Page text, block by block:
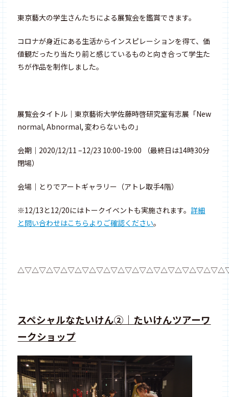
東京藝大の学生さんたちによる展覧会を鑑賞できます。
コロナが身近にある生活からインスピレーションを得て、価
値観だったり当たり前と感じているものと向き合って学生た
ちが作品を制作しました。
展覧会タイトル｜東京藝術大学佐藤時啓研究室有志展「New
normal, Abnormal, 変わらないもの」
会期｜2020/12/11 –12/23 10:00-19:00 （最終日は14時30分
閉場）
会場｜とりでアートギャラリー（アトレ取手4階）
※12/13と12/20にはトークイベントも実施されます。詳細
と問い合わせはこちらよりご確認ください。
スペシャルなたいけん②｜たいけんツアーワ
ークショップ